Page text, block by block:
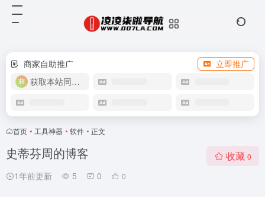
商家自助推广
立即推广
获取本站同款主题
首页 • 工具神器 • 软件 • 正文
史蒂芬周的博客
1年前更新 5 0 0
收藏 0